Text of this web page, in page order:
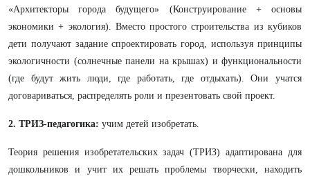
«Архитекторы города будущего» (Конструирование + основы
экономики + экология). Вместо простого строительства из кубиков
дети получают задание спроектировать город, используя принципы
экологичности (солнечные панели на крышах) и функциональности
(где будут жить люди, где работать, где отдыхать). Они учатся
договариваться, распределять роли и презентовать свой проект.
2. ТРИЗ-педагогика: учим детей изобретать.
Теория решения изобретательских задач (ТРИЗ) адаптирована для
дошкольников и учит их решать проблемы творчески, находить